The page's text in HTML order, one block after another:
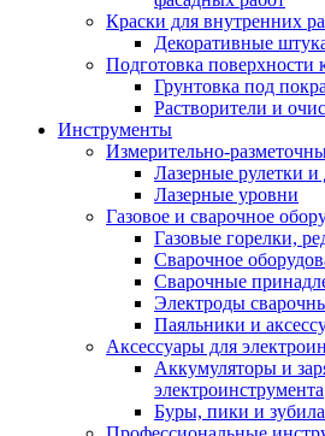
Краски для внутренних
Декоративные
Подготовка поверхности
Грунтовка под
Растворители и
Инструменты
Измерительно-
Лазерные рулетки
Лазерные уровни
Газовое и сварочное
Газовые горелки,
Сварочное
Сварочные
Электроды
Паяльники и
Аксессуары для
Аккумуляторы и
электроинструмента
Буры, пики и зубила